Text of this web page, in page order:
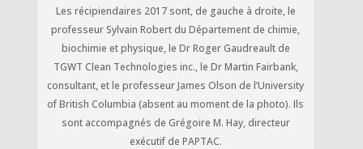
Les récipiendaires 2017 sont, de gauche à droite, le
professeur Sylvain Robert du Département de chimie,
biochimie et physique, le Dr Roger Gaudreault de
TGWT Clean Technologies inc., le Dr Martin Fairbank,
consultant, et le professeur James Olson de l’University
of British Columbia (absent au moment de la photo). Ils
sont accompagnés de Grégoire M. Hay, directeur
exécutif de PAPTAC.